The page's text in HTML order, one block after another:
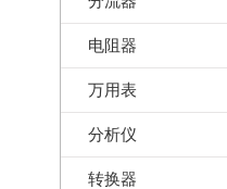
电阻器
万用表
分析仪
转换器